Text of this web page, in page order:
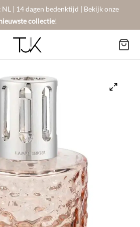
| 14 dagen bedenktijd | Bekijk onze
collectie!